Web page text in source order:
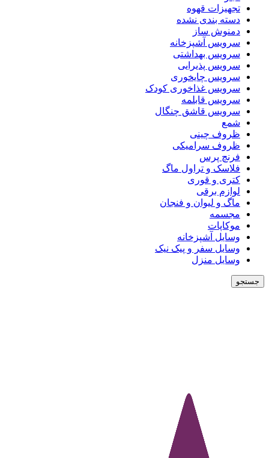
تجهیزات قهوه
دسته بندی نشده
دمنوش ساز
سرویس آشپزخانه
سرویس بهداشتی
سرویس پذیرایی
سرویس چایخوری
سرویس غذاخوری کودک
سرویس قابلمه
سرویس قاشق چنگال
شمع
ظروف چینی
ظروف سرامیکی
فرنچ پرس
فلاسک و تراول ماگ
کتری و قوری
لوازم برقی
ماگ و لیوان و فنجان
مجسمه
موکاپات
وسایل آشپزخانه
وسایل سفر و پیک نیک
وسایل منزل
جستجو